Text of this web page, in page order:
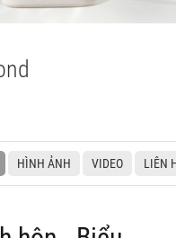
HÌNH ẢNH VIDEO LIÊN